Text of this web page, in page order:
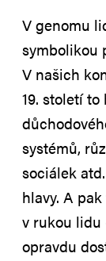
V genomu
symbolikou
V našich
19. století
systémů,
sociálek
hlavy. A
v rukou lidu
opravdu